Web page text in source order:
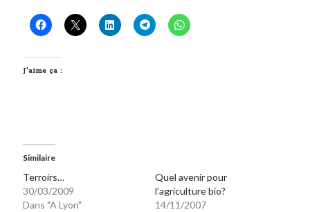
Tavukoi
J’aime ça :
Similaire
Terroirs…
30/03/2009
Dans "A Lyon"
Quel avenir pour
l’agriculture bio?
14/11/2007